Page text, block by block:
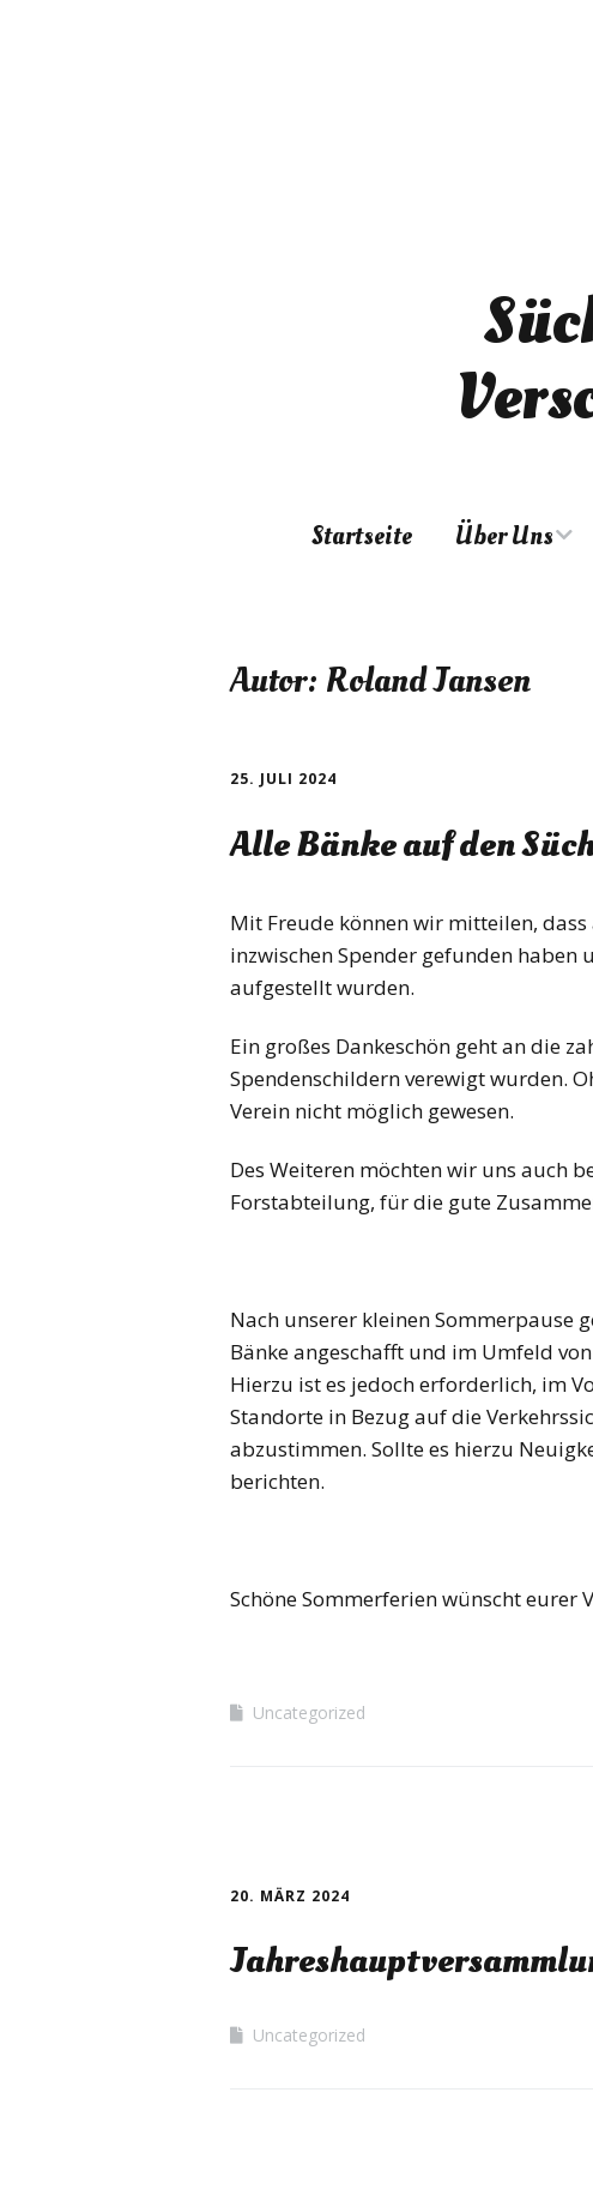
Startseite Über Uns
Autor: Roland Jansen
25. JULI 2024
Alle Bänke auf den
Mit Freude können wir mitteilen,
inzwischen Spender gefunden haben
aufgestellt wurden.
Ein großes Dankeschön geht an die
Spendenschildern verewigt wurden.
Verein nicht möglich gewesen.
Des Weiteren möchten wir uns auch
Forstabteilung, für die gute
Nach unserer kleinen Sommerpause
Bänke angeschafft und im Umfeld
Hierzu ist es jedoch erforderlich, im
Standorte in Bezug auf die
abzustimmen. Sollte es hierzu
berichten.
Schöne Sommerferien wünscht eurer
Uncategorized
20. MÄRZ 2024
Uncategorized